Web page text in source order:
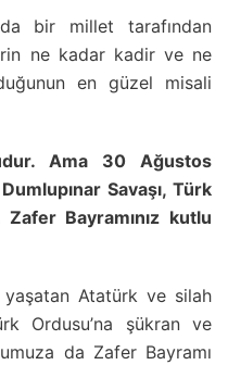
bir millet tarafından
ne kadar kadir ve ne
en güzel misali
Ama 30 Ağustos
Savaşı, Türk
Bayramınız kutlu
Atatürk ve silah
Ordusu’na şükran ve
da Zafer Bayramı